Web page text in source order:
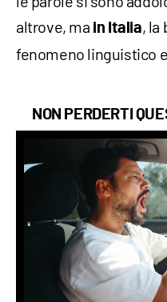
altrove, ma in Italia, la
fenomeno linguistico
NON PERDERTI